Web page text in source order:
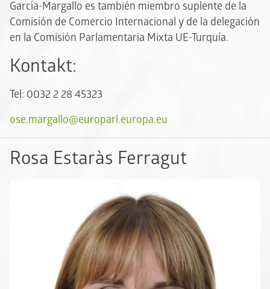
García-Margallo es también miembro suplente de la
Comisión de Comercio Internacional y de la delegación
en la Comisión Parlamentaria Mixta UE-Turquía.
Kontakt:
Tel: 0032 2 28 45323
ose.margallo@europarl.europa.eu
Rosa Estaràs Ferragut